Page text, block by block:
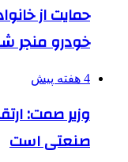
حمایت از
خودرو منجر
4 هفته پیش
وزیر صمت:
صنعتی است